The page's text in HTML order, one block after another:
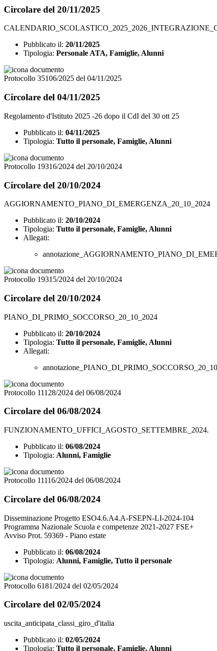
Circolare del 20/11/2025
Pubblicato il: 20/11/2025
Tipologia: Personale ATA, Famiglie, Alunni
Protocollo 35106/2025 del 04/11/2025
Circolare del 04/11/2025
Regolamento d'Istituto 2025 -26 dopo il CdI del 30 ott 25
Pubblicato il: 04/11/2025
Tipologia: Tutto il personale, Famiglie, Alunni
Protocollo 19316/2024 del 20/10/2024
Circolare del 20/10/2024
AGGIORNAMENTO_PIANO_DI_EMERGENZA_20_10_2024
Pubblicato il: 20/10/2024
Tipologia: Tutto il personale, Famiglie, Alunni
Allegati:
Protocollo 19315/2024 del 20/10/2024
Circolare del 20/10/2024
PIANO_DI_PRIMO_SOCCORSO_20_10_2024
Pubblicato il: 20/10/2024
Tipologia: Tutto il personale, Famiglie, Alunni
Allegati:
Protocollo 11128/2024 del 06/08/2024
Circolare del 06/08/2024
FUNZIONAMENTO_UFFICI_AGOSTO_SETTEMBRE_2024.
Pubblicato il: 06/08/2024
Tipologia: Alunni, Famiglie
Protocollo 11116/2024 del 06/08/2024
Circolare del 06/08/2024
Disseminazione Progetto ESO4.6.A4.A-FSEPN-LI-2024-104
Programma Nazionale Scuola e competenze 2021-2027 FSE+
Avviso Prot. 59369 - Piano estate
Pubblicato il: 06/08/2024
Tipologia: Alunni, Famiglie, Tutto il personale
Protocollo 6181/2024 del 02/05/2024
Circolare del 02/05/2024
uscita_anticipata_classi_giro_d'italia
Pubblicato il: 02/05/2024
Tipologia: Tutto il personale, Famiglie, Alunni